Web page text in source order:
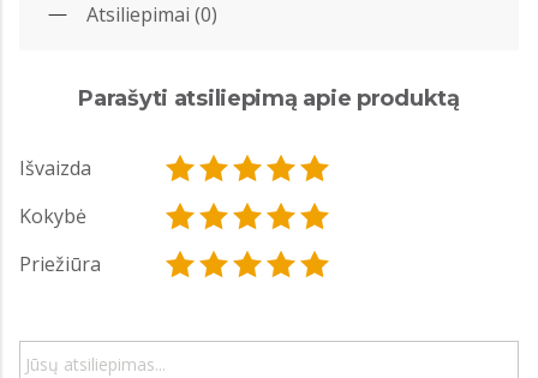
Atsiliepimai (0)
Parašyti atsiliepimą apie produktą
Išvaizda
Kokybė
Priežiūra